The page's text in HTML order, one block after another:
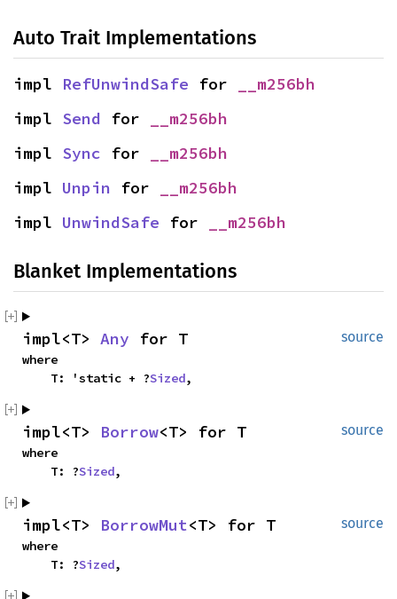
Auto Trait Implementations
impl RefUnwindSafe for
__m256bh
impl Send for
__m256bh
impl Sync for
__m256bh
impl Unpin for
__m256bh
impl UnwindSafe for __m256bh
Blanket Implementations
source
impl<T> Any for T
where
    T: 'static + ?
Sized,
source
impl<T> Borrow<T> for T
where
    T: ?
Sized,
source
impl<T> BorrowMut<T> for T
where
    T: ?
Sized,